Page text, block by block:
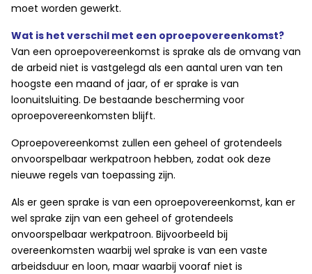
moet worden gewerkt.
Wat is het verschil met een oproepovereenkomst?
Van een oproepovereenkomst is sprake als de omvang van
de arbeid niet is vastgelegd als een aantal uren van ten
hoogste een maand of jaar, of er sprake is van
loonuitsluiting. De bestaande bescherming voor
oproepovereenkomsten blijft.
Oproepovereenkomst zullen een geheel of grotendeels
onvoorspelbaar werkpatroon hebben, zodat ook deze
nieuwe regels van toepassing zijn.
Als er geen sprake is van een oproepovereenkomst, kan er
wel sprake zijn van een geheel of grotendeels
onvoorspelbaar werkpatroon. Bijvoorbeeld bij
overeenkomsten waarbij wel sprake is van een vaste
arbeidsduur en loon, maar waarbij vooraf niet is